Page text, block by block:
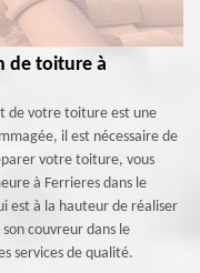
de toiture à
de votre toiture est une
il est nécessaire de
votre toiture, vous
à Ferrieres dans le
est à la hauteur de réaliser
couvreur dans le
services de qualité.